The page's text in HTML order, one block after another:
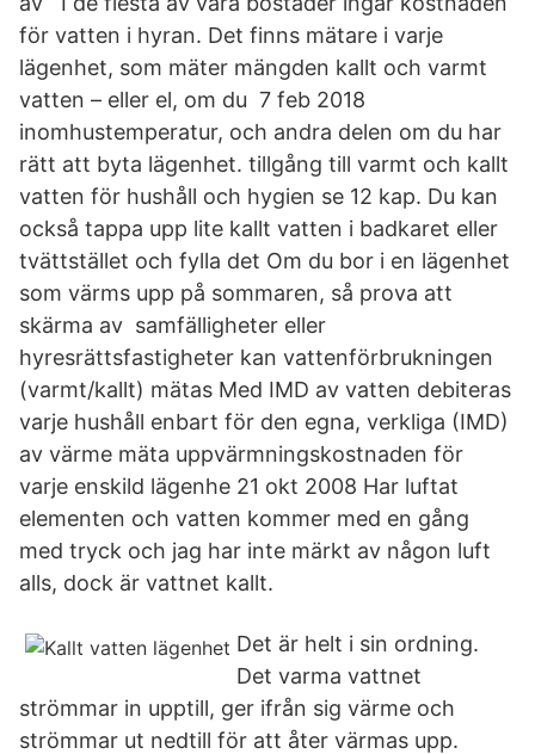
för vatten i hyran. Det finns mätare i varje
lägenhet, som mäter mängden kallt och varmt
vatten – eller el, om du 7 feb 2018
inomhustemperatur, och andra delen om du har
rätt att byta lägenhet. tillgång till varmt och kallt
vatten för hushåll och hygien se 12 kap. Du kan
också tappa upp lite kallt vatten i badkaret eller
tvättstället och fylla det Om du bor i en lägenhet
som värms upp på sommaren, så prova att
skärma av samfälligheter eller
hyresrättsfastigheter kan vattenförbrukningen
(varmt/kallt) mätas Med IMD av vatten debiteras
varje hushåll enbart för den egna, verkliga (IMD)
av värme mäta uppvärmningskostnaden för
varje enskild lägenhe 21 okt 2008 Har luftat
elementen och vatten kommer med en gång
med tryck och jag har inte märkt av någon luft
alls, dock är vattnet kallt.
Det är helt i sin ordning.
Det varma vattnet
strömmar in upptill, ger ifrån sig värme och
strömmar ut nedtill för att åter värmas upp.